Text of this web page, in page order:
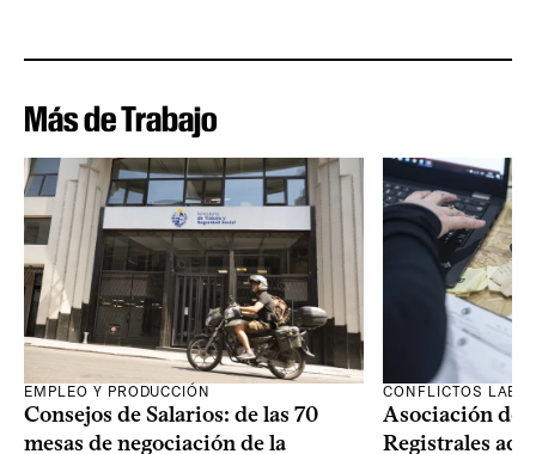
Más de Trabajo
EMPLEO Y PRODUCCIÓN
Consejos de Salarios: de las 70
mesas de negociación de la
CONFLICTOS
Asociación de
Registrales